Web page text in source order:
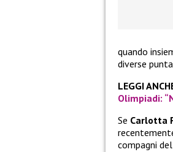
quando
diverse
LEGGI
Olimpiadi:
Se Carlotta
compagni